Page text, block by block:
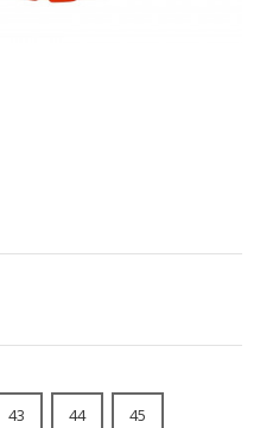
43 44 45